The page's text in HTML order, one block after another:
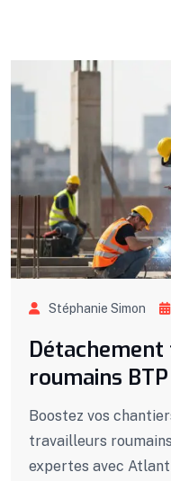
Stéphanie Simon
roumains
Boostez vos
travailleurs
expertes avec